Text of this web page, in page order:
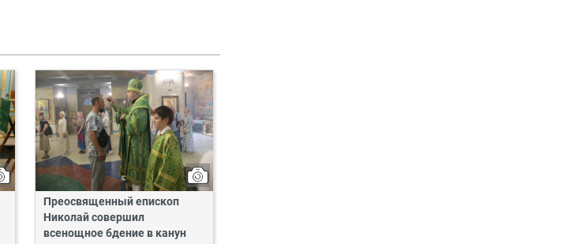
Преосвященный епископ
Николай совершил
всенощное бдение в канун